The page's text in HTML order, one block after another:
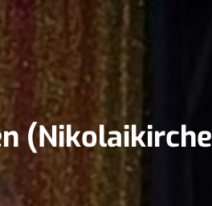
(Nikolaikirche